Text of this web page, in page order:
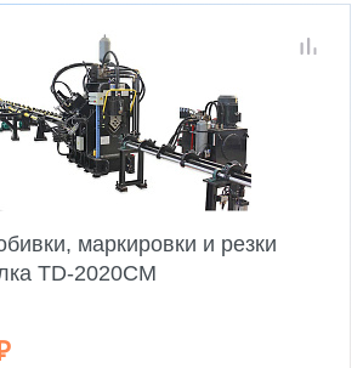
маркировки и резки
TD-2020CM